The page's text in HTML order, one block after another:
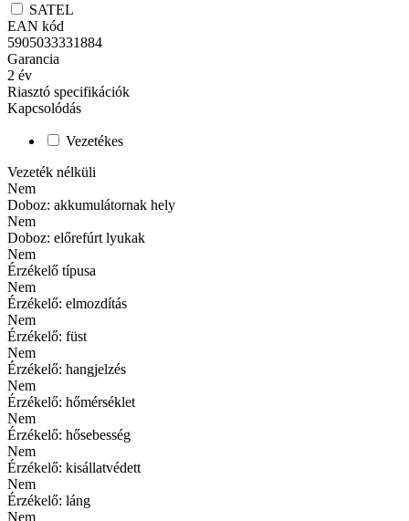
SATEL
EAN kód
5905033331884
Garancia
2 év
Riasztó specifikációk
Kapcsolódás
Vezetékes
Vezeték nélküli
Nem
Doboz: akkumulátornak hely
Nem
Doboz: előrefúrt lyukak
Nem
Érzékelő típusa
Nem
Érzékelő: elmozdítás
Nem
Érzékelő: füst
Nem
Érzékelő: hangjelzés
Nem
Érzékelő: hőmérséklet
Nem
Érzékelő: hősebesség
Nem
Érzékelő: kisállatvédett
Nem
Érzékelő: láng
Nem